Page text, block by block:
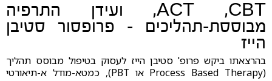
ACT ,CBT, ועידן התרפיה
מבוססת-תהליכים – פרופסור סטיבן
הייז
בהרצאתו ביקש פרופ' סטיבן הייז לעסוק בטיפול מבוסס תהליך
(Process Based Therapy או PBT), כמטא-מודל א-תיאורטי